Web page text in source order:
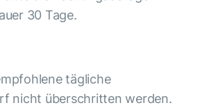
30 Tage.
tägliche
nicht überschritten werden.